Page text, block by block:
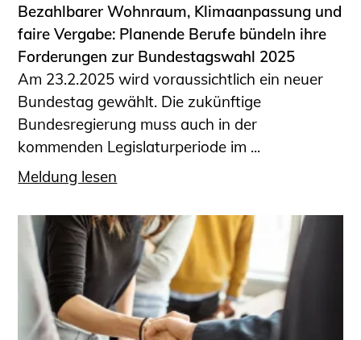
Bezahlbarer Wohnraum, Klimaanpassung und
faire Vergabe: Planende Berufe bündeln ihre
Forderungen zur Bundestagswahl 2025
Am 23.2.2025 wird voraussichtlich ein neuer
Bundestag gewählt. Die zukünftige
Bundesregierung muss auch in der
kommenden Legislaturperiode im ...
Meldung lesen